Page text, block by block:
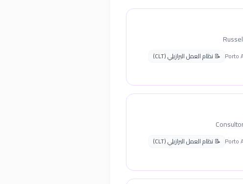
📝 نظام العمل البرازيلي (CLT)
📝 نظام العمل البرازيلي (CLT)